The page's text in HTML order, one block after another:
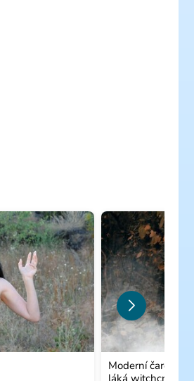
Moderní